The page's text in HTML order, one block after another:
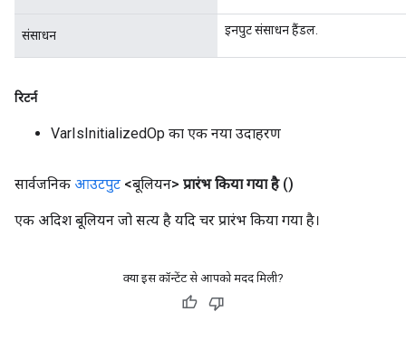
संसाधन इनपुट संसाधन हैंडल.
रिटर्न
VarIsInitializedOp का एक नया उदाहरण
सार्वजनिक आउटपुट <बूलियन> प्रारंभ किया गया है ()
एक अदिश बूलियन जो सत्य है यदि चर प्रारंभ किया गया है।
क्या इस कॉन्टेंट से आपको मदद मिली?